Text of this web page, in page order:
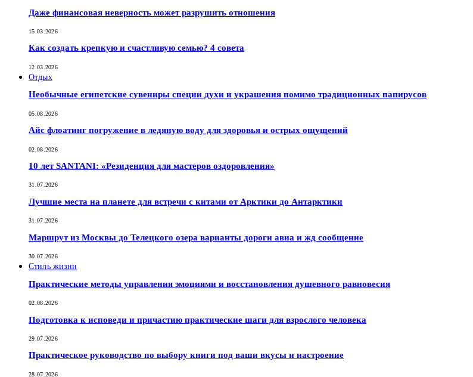
Даже финансовая неверность может разрушить отношения
15.03.2026
Как создать крепкую и счастливую семью? 4 совета
12.03.2026
Отдых
Необычные египетские сувениры специи духи и украшения помимо традиционных папирусов
05.08.2026
Айс флоатинг погружение в ледяную воду для здоровья и острых ощущений
02.08.2026
10 лет SANTANI: «Резиденция для мастеров оздоровления»
31.07.2026
Лучшие места на планете для встречи с китами от Арктики до Антарктики
31.07.2026
Маршрут из Москвы до Телецкого озера варианты дороги авиа и жд сообщение
30.07.2026
Стиль жизни
Практические методы управления эмоциями и восстановления душевного равновесия
02.08.2026
Подготовка к исповеди и причастию практические шаги для взрослого человека
29.07.2026
Практическое руководство по выбору книги под ваши вкусы и настроение
28.07.2026